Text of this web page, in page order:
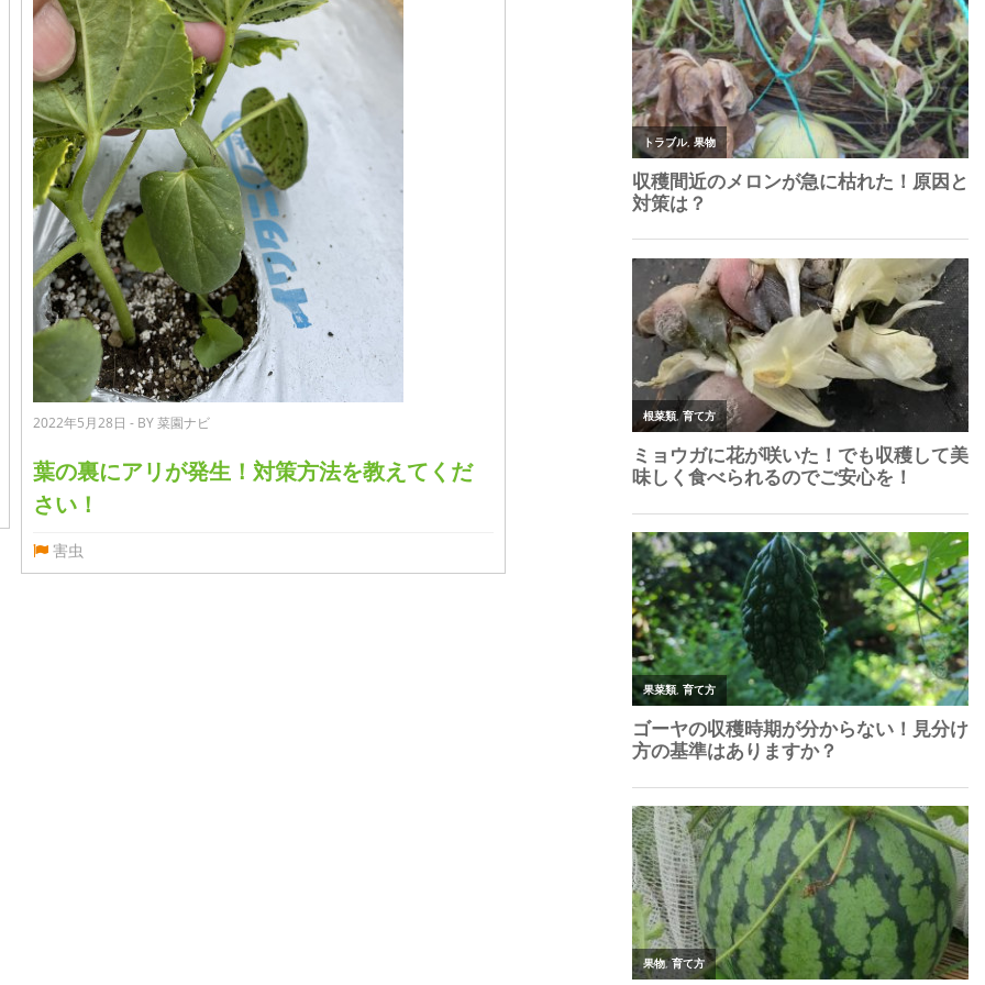
2022年5月28日 - BY 菜園ナビ
葉の裏にアリが発生！対策方法を教えてくだ
さい！
害虫